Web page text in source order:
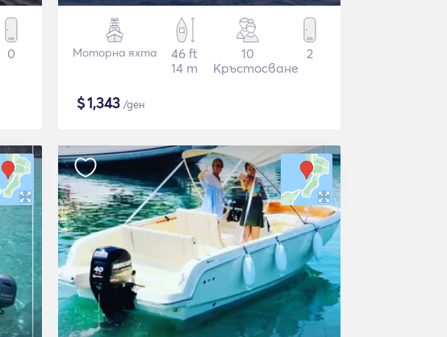
0 Моторна яхта
46 ft
14 m
10
Кръстосване
2
$1,343 /ден